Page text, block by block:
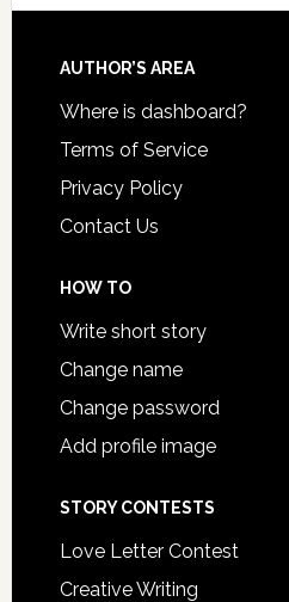
AUTHOR’S AREA
Where is dashboard?
Terms of Service
Privacy Policy
Contact Us
HOW TO
Write short story
Change name
Change password
Add profile image
STORY CONTESTS
Love Letter Contest
Creative Writing